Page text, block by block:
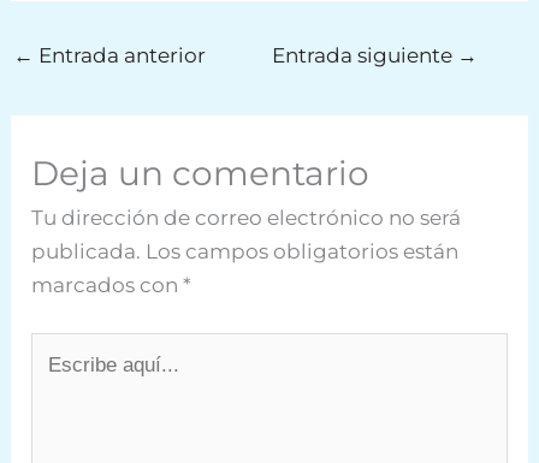
← Entrada anterior Entrada siguiente →
Deja un comentario
Tu dirección de correo electrónico no será
publicada. Los campos obligatorios están
marcados con*